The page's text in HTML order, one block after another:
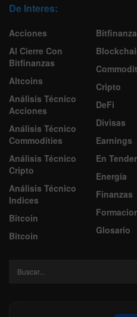
De Interes:
Acciones
Al Cierre Con
Bitfinanzas
Altcoins
Análisis Técnico
Acciones
Análisis Técnico
Commodities
Análisis Técnico
Cripto
Análisis Técnico
Indices
Bitcoin
Bitcoin
Cripto
DeFi
Divisas
Earnings
En
Energía
Finanzas
Glosario